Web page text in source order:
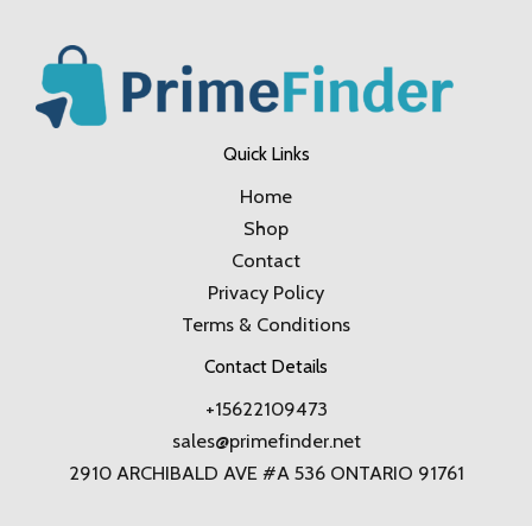
Quick Links
Home
Shop
Contact
Privacy Policy
Terms & Conditions
Contact Details
+15622109473
sales@primefinder.net
2910 ARCHIBALD AVE #A 536 ONTARIO 91761